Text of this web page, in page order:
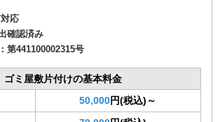
応
確認済み
第441100002315号
ゴミ屋敷片付けの基本料金
50,000円(税込)～